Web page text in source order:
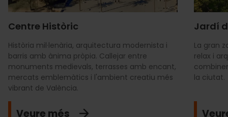
Centre Històric
Història mil·lenària, arquitectura modernista i
barris amb ànima pròpia. Callejar entre
monuments medievals, terrasses amb encant,
mercats emblemàtics i l'ambient creatiu més
vibrant de València.
Veure més
Jardí
La gran
relax i
la ciutat.